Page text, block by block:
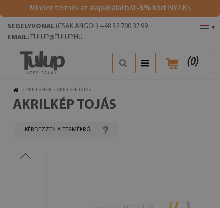
Minden termék az alapkínálatból -5% kód: NYAR5
▾
SEGÉLYVONAL (CSAK ANGOL) +48 32 700 37 99
EMAIL: TULUP@TULUP.HU
(0)
/ AKRILKÉPEK / AKRILKÉP TOJÁS
AKRILKÉP TOJÁS
KÉRDEZZEN A TERMÉKRŐL